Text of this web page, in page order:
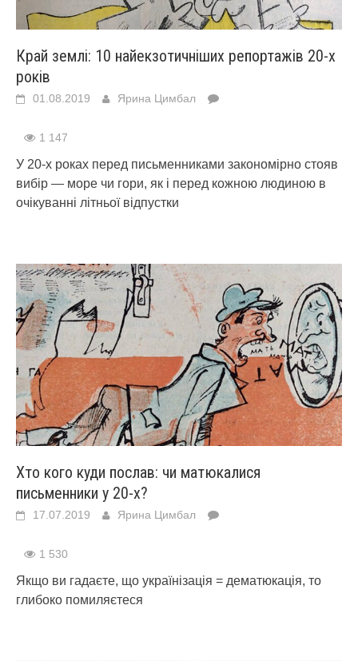
Край землі: 10 найекзотичніших репортажів 20-х
років
01.08.2019 Ярина Цимбал
1 147
У 20-х роках перед письменниками закономірно стояв
вибір — море чи гори, як і перед кожною людиною в
очікуванні літньої відпустки
Хто кого куди послав: чи матюкалися
письменники у 20-х?
17.07.2019 Ярина Цимбал
1 530
Якщо ви гадаєте, що українізація = дематюкація, то
глибоко помиляєтеся